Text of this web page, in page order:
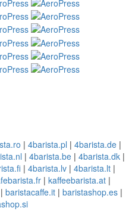
| 4barista.pl | 4barista.de|
| 4barista.be| 4barista.dk|
| 4barista.lv | 4barista.lt |
| kaffeebarista.at|
| baristacaffe.it| baristashop.es|